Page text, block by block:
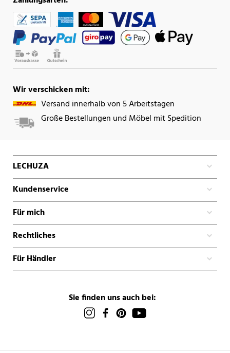
Wir verschicken mit:
Versand innerhalb von 5 Arbeitstagen
Große Bestellungen und Möbel mit Spedition
LECHUZA
Kundenservice
Für mich
Rechtliches
Für Händler
Sie finden uns auch bei: